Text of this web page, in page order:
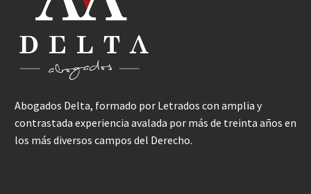
Abogados Delta, formado por Letrados con amplia y
contrastada experiencia avalada por más de treinta años en
los más diversos campos del Derecho.